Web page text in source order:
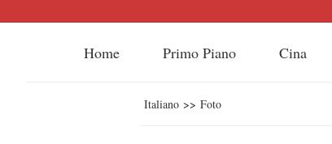
Home Primo Piano Cina
Italiano >> Foto